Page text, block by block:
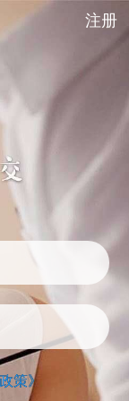
注册
策》